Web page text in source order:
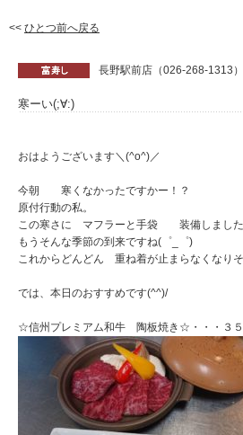
<< ひとつ前へ戻る
長野駅前店（026-268-1313）
寒ーい(;∀:)
おはようございます＼(^o^)／
今朝 寒くなかったですかー！？
原付行動の私。
この寒さに マフラーと手袋 装備しまし
もうそんな季節の到来ですね(゜_゜)
これからどんどん 重ね着が止まらなくなり
では、本日のおすすめです(^^)/
☆信州プレミアム和牛 陶板焼き☆・・・３５